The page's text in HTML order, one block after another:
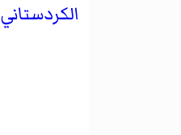
الكردستاني